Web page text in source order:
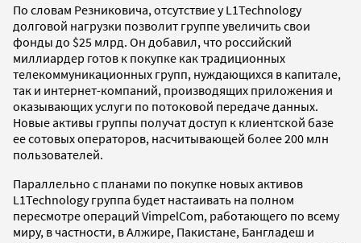
По словам Резниковича, отсутствие у L1Technology
долговой нагрузки позволит группе увеличить свои
фонды до $25 млрд. Он добавил, что российский
миллиардер готов к покупке как традиционных
телекоммуникационных групп, нуждающихся в капитале,
так и интернет-компаний, производящих приложения и
оказывающих услуги по потоковой передаче данных.
Новые активы группы получат доступ к клиентской базе
ее сотовых операторов, насчитывающей более 200 млн
пользователей.
Параллельно с планами по покупке новых активов
L1Technology группа будет настаивать на полном
пересмотре операций VimpelCom, работающего по всему
миру, в частности, в Алжире, Пакистане, Бангладеш и